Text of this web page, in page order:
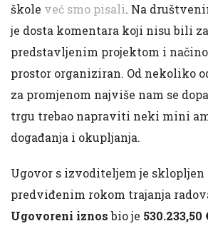
škole već smo pisali. Na
je dosta komentara koji nisu bili
predstavljenim projektom i
prostor organiziran. Od nekoliko
za promjenom najviše nam se
trgu trebao napraviti neki mini
događanja i okupljanja.
Ugovor s izvoditeljem je sklopljen
predviđenim rokom trajanja
Ugovoreni iznosbio je 530.233,50